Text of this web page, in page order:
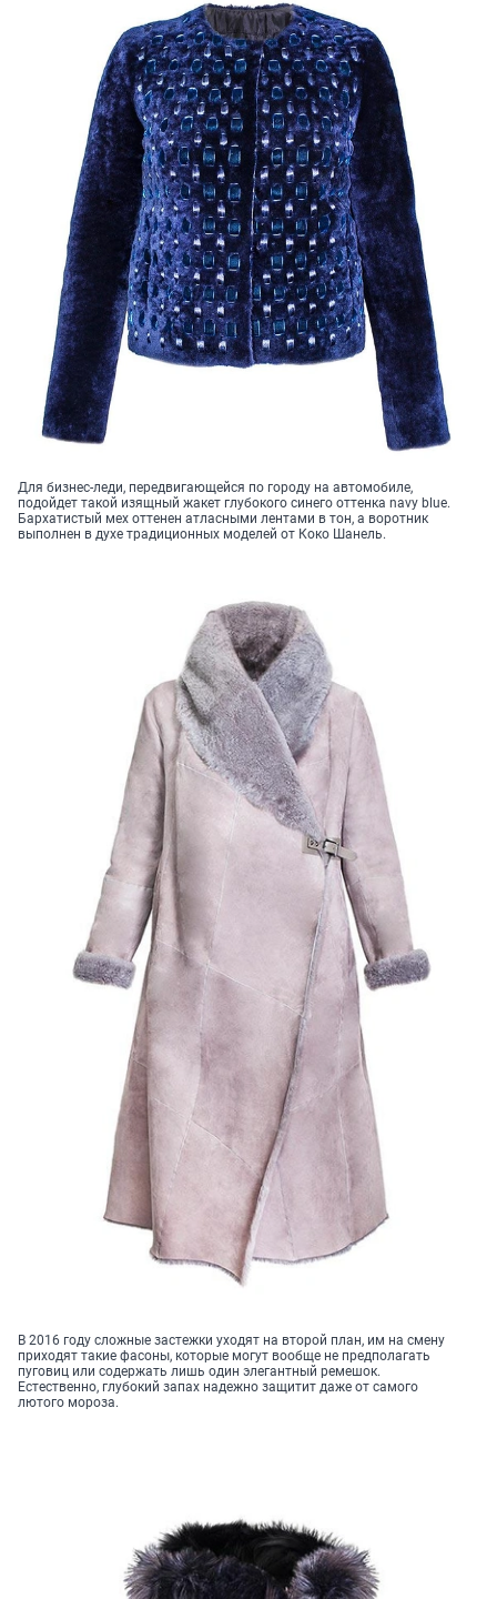
Для бизнес-леди, передвигающейся по городу на автомобиле,
подойдет такой изящный жакет глубокого синего оттенка navy blue.
Бархатистый мех оттенен атласными лентами в тон, а воротник
выполнен в духе традиционных моделей от Коко Шанель.
В 2016 году сложные застежки уходят на второй план, им на смену
приходят такие фасоны, которые могут вообще не предполагать
пуговиц или содержать лишь один элегантный ремешок.
Естественно, глубокий запах надежно защитит даже от самого
лютого мороза.